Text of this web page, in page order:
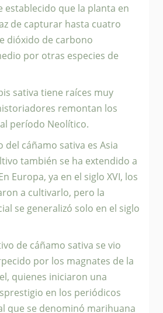
establecido que la planta en
de capturar hasta cuatro
dióxido de carbono
por otras especies de
sativa tiene raíces muy
remontan los
período Neolítico.
del cáñamo sativa es Asia
también se ha extendido a
Europa, ya en el siglo XVI, los
a cultivarlo, pero la
se generalizó solo en el siglo
de cáñamo sativa se vio
por los magnates de la
quienes iniciaron una
en los periódicos
que se denominó marihuana